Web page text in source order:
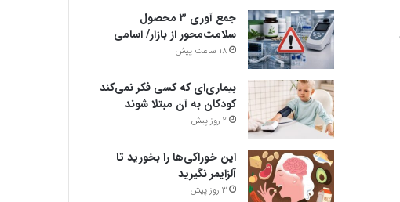
جمع آوری ۳ محصول
سلامت‌محور از بازار/ اسامی
18 ساعت پیش
بیماری‌ای که کسی فکر نمی‌کند
کودکان به آن مبتلا شوند
2 روز پیش
این خوراکی‌ها را بخورید تا
آلزایمر نگیرید
3 روز پیش